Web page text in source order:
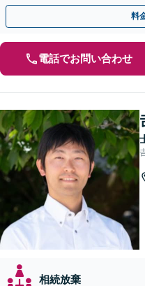
町・小竹町・福智町・中間市】
料
電話でお問い合わせ
相続放棄